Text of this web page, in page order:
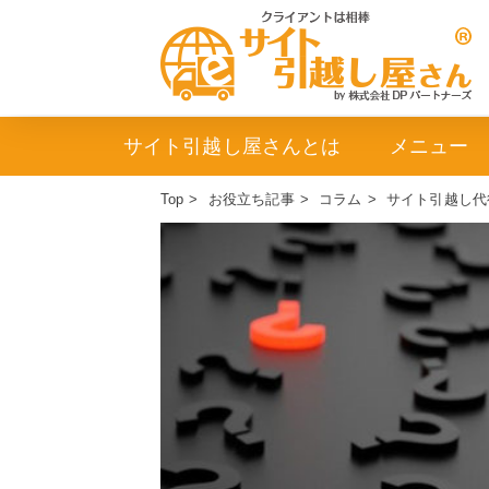
サイト引越し屋さんとは メニュー
Top > お役立ち記事 > コラム > サイト引越し